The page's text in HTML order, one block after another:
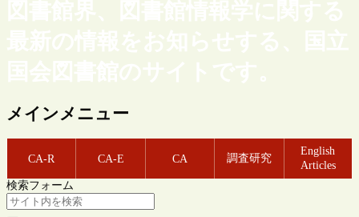
図書館界、図書館情報学に関する
最新の情報をお知らせする、国立
国会図書館のサイトです。
メインメニュー
CA-R CA-E CA 調査研究
English
Articles
検索フォーム